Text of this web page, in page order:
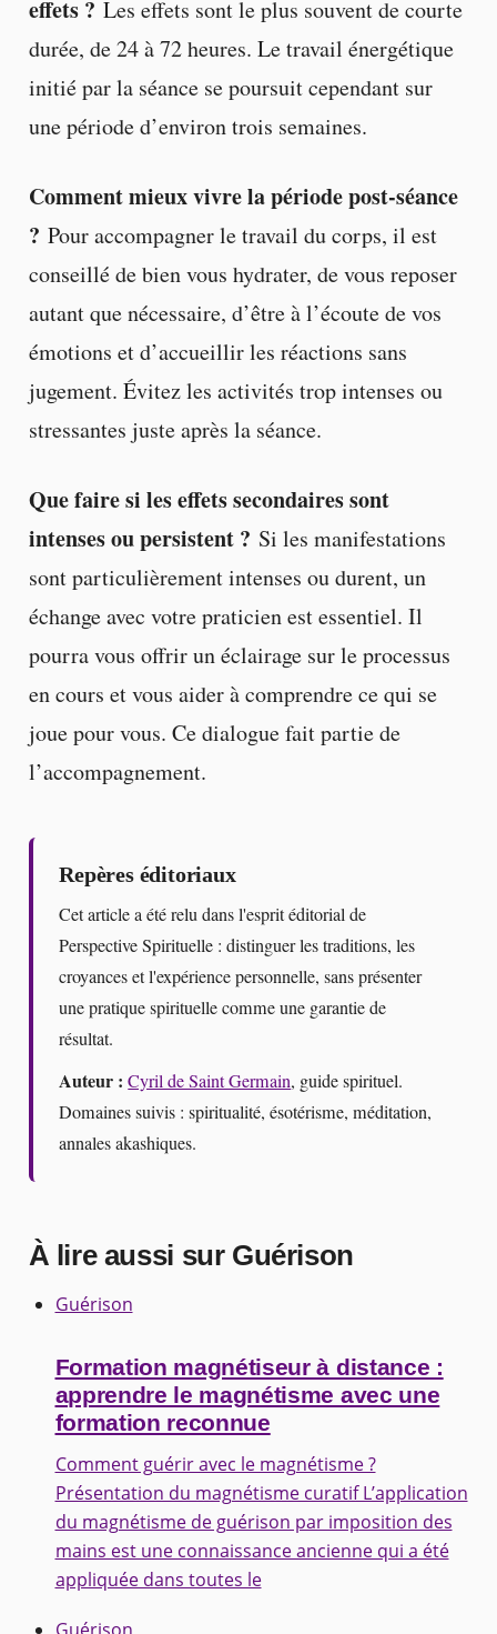
effets ? Les effets sont le plus souvent de courte
durée, de 24 à 72 heures. Le travail énergétique
initié par la séance se poursuit cependant sur
une période d’environ trois semaines.
Comment mieux vivre la période post-séance
? Pour accompagner le travail du corps, il est
conseillé de bien vous hydrater, de vous reposer
autant que nécessaire, d’être à l’écoute de vos
émotions et d’accueillir les réactions sans
jugement. Évitez les activités trop intenses ou
stressantes juste après la séance.
Que faire si les effets secondaires sont
intenses ou persistent ? Si les manifestations
sont particulièrement intenses ou durent, un
échange avec votre praticien est essentiel. Il
pourra vous offrir un éclairage sur le processus
en cours et vous aider à comprendre ce qui se
joue pour vous. Ce dialogue fait partie de
l’accompagnement.
Repères éditoriaux
Cet article a été relu dans l'esprit éditorial de
Perspective Spirituelle : distinguer les traditions, les
croyances et l'expérience personnelle, sans présenter
une pratique spirituelle comme une garantie de
résultat.
Auteur : Cyril de Saint Germain, guide spirituel.
Domaines suivis : spiritualité, ésotérisme, méditation,
annales akashiques.
À lire aussi sur Guérison
Guérison
Formation magnétiseur à distance :
apprendre le magnétisme avec une
formation reconnue
Comment guérir avec le magnétisme ?
Présentation du magnétisme curatif L’application
du magnétisme de guérison par imposition des
mains est une connaissance ancienne qui a été
appliquée dans toutes le